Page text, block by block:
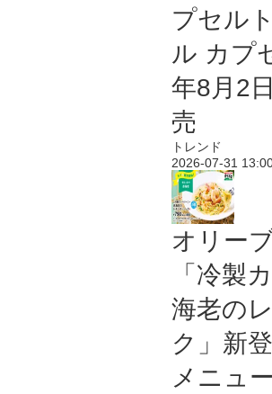
プセル
ル カプ
年8月2
売
トレンド
2026-07-31
オリー
「冷製
海老の
ク」新
メニュ